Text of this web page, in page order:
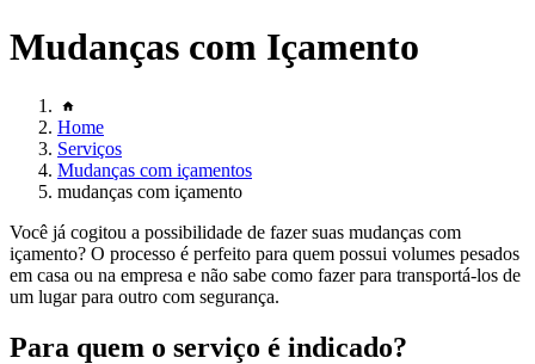
Mudanças com Içamento
Home
Serviços
Mudanças com içamentos
mudanças com içamento
Você já cogitou a possibilidade de fazer suas mudanças com
içamento? O processo é perfeito para quem possui volumes pesados
em casa ou na empresa e não sabe como fazer para transportá-los de
um lugar para outro com segurança.
Para quem o serviço é indicado?